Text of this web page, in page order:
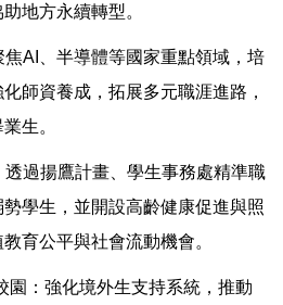
地方永續轉型。
AI、半導體等國家重點領域，培
師資養成，拓展多元職涯進路，
生。
過揚鷹計畫、學生事務處精準職
學生，並開設高齡健康促進與照
育公平與社會流動機會。
園：強化境外生支持系統，推動